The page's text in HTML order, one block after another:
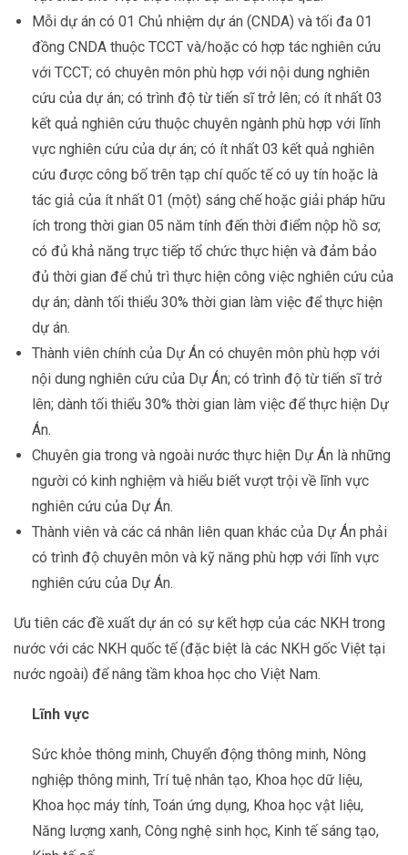
Mỗi dự án có 01 Chủ nhiệm dự án (CNDA) và tối đa 01
đồng CNDA thuộc TCCT và/hoặc có hợp tác nghiên cứu
với TCCT; có chuyên môn phù hợp với nội dung nghiên
cứu của dự án; có trình độ từ tiến sĩ trở lên; có ít nhất 03
kết quả nghiên cứu thuộc chuyên ngành phù hợp với lĩnh
vực nghiên cứu của dự án; có ít nhất 03 kết quả nghiên
cứu được công bố trên tạp chí quốc tế có uy tín hoặc là
tác giả của ít nhất 01 (một) sáng chế hoặc giải pháp hữu
ích trong thời gian 05 năm tính đến thời điểm nộp hồ sơ;
có đủ khả năng trực tiếp tổ chức thực hiện và đảm bảo
đủ thời gian để chủ trì thực hiện công việc nghiên cứu của
dự án; dành tối thiểu 30% thời gian làm việc để thực hiện
dự án.
Thành viên chính của Dự Án có chuyên môn phù hợp với
nội dung nghiên cứu của Dự Án; có trình độ từ tiến sĩ trở
lên; dành tối thiểu 30% thời gian làm việc để thực hiện Dự
Án.
Chuyên gia trong và ngoài nước thực hiện Dự Án là những
người có kinh nghiệm và hiểu biết vượt trội về lĩnh vực
nghiên cứu của Dự Án.
Thành viên và các cá nhân liên quan khác của Dự Án phải
có trình độ chuyên môn và kỹ năng phù hợp với lĩnh vực
nghiên cứu của Dự Án.
Ưu tiên các đề xuất dự án có sự kết hợp của các NKH trong
nước với các NKH quốc tế (đặc biệt là các NKH gốc Việt tại
nước ngoài) để nâng tầm khoa học cho Việt Nam.
Lĩnh vực
Sức khỏe thông minh, Chuyển động thông minh, Nông
nghiệp thông minh, Trí tuệ nhân tạo, Khoa học dữ liệu,
Khoa học máy tính, Toán ứng dụng, Khoa học vật liệu,
Năng lượng xanh, Công nghệ sinh học, Kinh tế sáng tạo,